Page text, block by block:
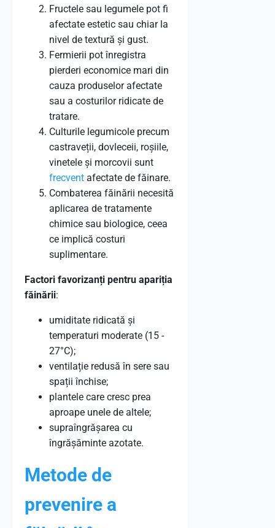
Fructele sau legumele pot fi
afectate estetic sau chiar la
nivel de textură și gust.
Fermierii pot înregistra
pierderi economice mari din
cauza produselor afectate
sau a costurilor ridicate de
tratare.
Culturile legumicole precum
castraveții, dovleceii, roșiile,
vinetele și morcovii sunt
frecvent afectate de făinare.
Combaterea făinării necesită
aplicarea de tratamente
chimice sau biologice, ceea
ce implică costuri
suplimentare.
Factori favorizanți pentru apariția
făinării:
umiditate ridicată și
temperaturi moderate (15 -
27°C);
ventilație redusă în sere sau
spații închise;
plantele care cresc prea
aproape unele de altele;
supraîngrășarea cu
îngrășăminte azotate.
Metode de
prevenire a